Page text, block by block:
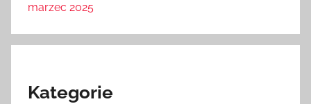
marzec 2025
Kategorie